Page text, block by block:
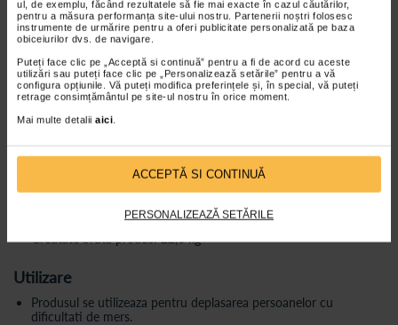
ul, de exemplu, făcând rezultatele să fie mai exacte în cazul căutărilor,
pentru a măsura performanța site-ului nostru. Partenerii noștri folosesc
instrumente de urmărire pentru a oferi publicitate personalizată pe baza
obiceiurilor dvs. de navigare.
Puteți face clic pe „Acceptă si continuă” pentru a fi de acord cu aceste
utilizări sau puteți face clic pe „Personalizează setările” pentru a vă
configura opțiunile. Vă puteți modifica preferințele și, în special, vă puteți
retrage consimțământul pe site-ul nostru în orice moment.
Mai multe detalii aici
ACCEPTĂ SI CONTINUĂ
PERSONALIZEAZĂ SETĂRILE
Inaltime spatar: 40 cm
Inaltime totala: 94 cm
Lungime totala: 115 cm
Diametru roti spate: 61 cm
Material cadru: otel carbon acoperit cu pulbere
Material roti fata: PVC
Tip roti spate: pneumatice cu camera
Material sezut si spatar: nailon
Greutate maxima utilizator: 130 kg
Greutate neta produs: 20,6 kg
Greutate bruta produs: 22,6 kg
Utilizare
Produsul se utilizeaza pentru deplasarea persoanelor cu
dificultati de mers.